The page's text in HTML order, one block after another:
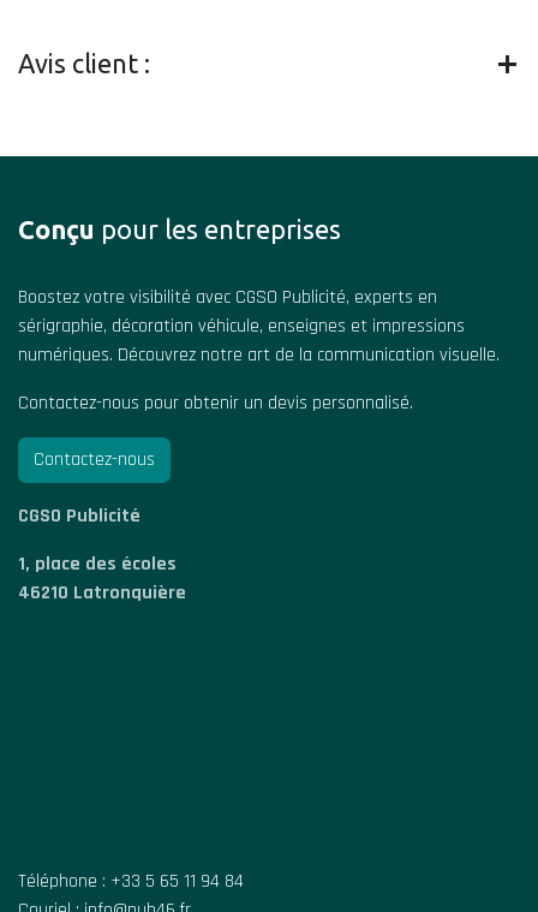
Avis client :
Conçu pour les entreprises
Boostez votre visibilité avec CGSO Publicité, experts en
sérigraphie, décoration véhicule, enseignes et impressions
numériques. Découvrez notre art de la communication visuelle.
Contactez-nous pour obtenir un devis personnalisé.
Contactez-nous
CGSO Publicité
1, place des écoles
46210 Latronquière
Téléphone : +33 5 65 11 94 84